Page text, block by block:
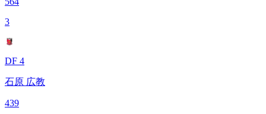
3
DF 4
石原 広教
439